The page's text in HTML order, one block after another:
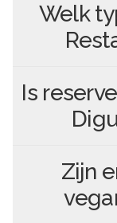
Welk
Is
Zijn